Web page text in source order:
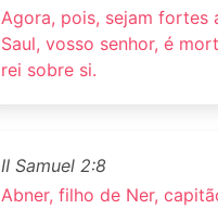
Agora, pois, sejam fortes
Saul, vosso senhor, é
rei sobre si.
II Samuel 2:8
Abner, filho de Ner,